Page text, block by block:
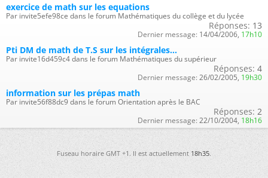
exercice de math sur les equations
Par invite5efe98ce dans le forum Mathématiques du collège et du lycée
Réponses: 13
Dernier message: 14/04/2006, 17h10
Pti DM de math de T.S sur les intégrales...
Par invite16d459c4 dans le forum Mathématiques du supérieur
Réponses: 4
Dernier message: 26/02/2005, 19h30
information sur les prépas math
Par invite56f88dc9 dans le forum Orientation après le BAC
Réponses: 2
Dernier message: 22/10/2004, 18h16
Fuseau horaire GMT +1. Il est actuellement18h35.